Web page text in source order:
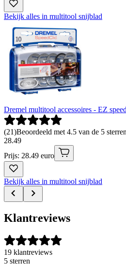
Bekijk alles in multitool snijblad
Dremel multitool accessoires - EZ
(21)Beoordeeld met 4.5 van de 5
28.49
Prijs: 28.49 euro
Bekijk alles in multitool snijblad
Klantreviews
19 klantreviews
5 sterren